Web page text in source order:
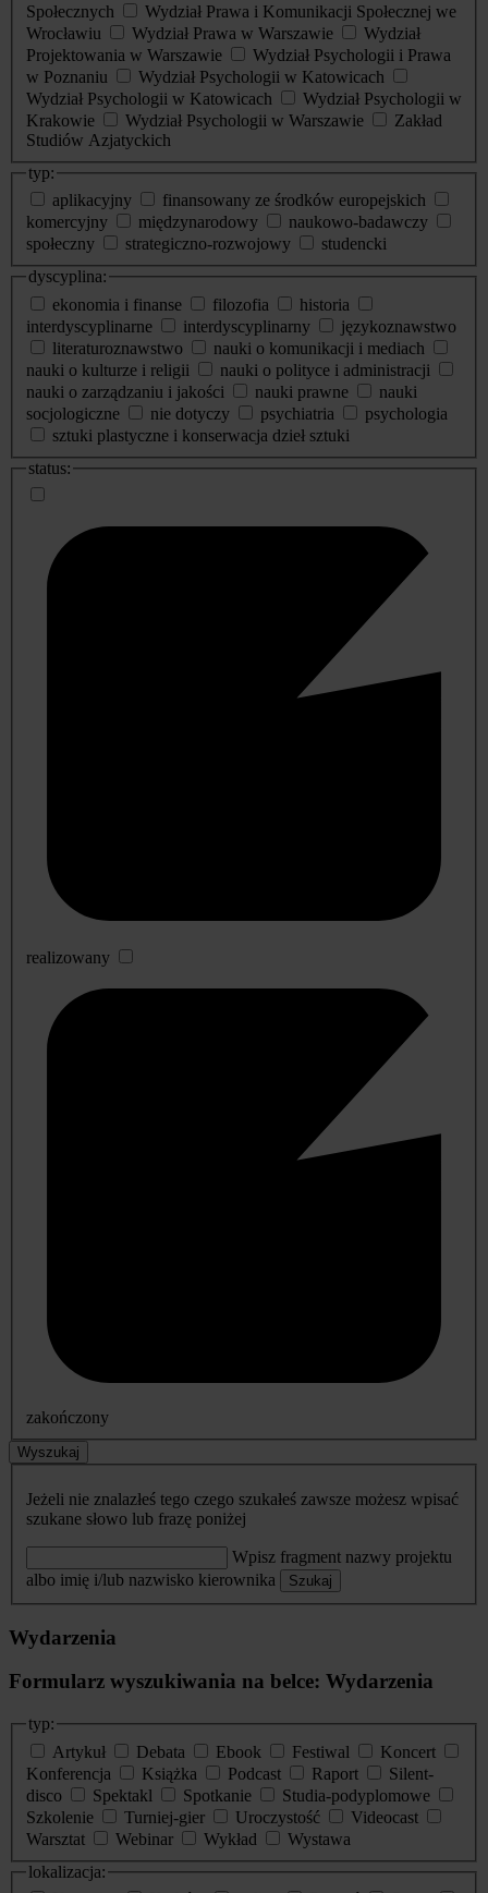
Społecznych
Wydział Prawa i Komunikacji Społecznej we
Wrocławiu
Wydział Prawa w Warszawie
Wydział
Projektowania w Warszawie
Wydział Psychologii i Prawa
w Poznaniu
Wydział Psychologii w Katowicach
Wydział Psychologii w Katowicach
Wydział Psychologii w
Krakowie
Wydział Psychologii w Warszawie
Zakład
Studiów Azjatyckich
typ:
aplikacyjny
finansowany ze środków europejskich
komercyjny
międzynarodowy
naukowo-badawczy
społeczny
strategiczno-rozwojowy
studencki
dyscyplina:
ekonomia i finanse
filozofia
historia
interdyscyplinarne
interdyscyplinarny
językoznawstwo
literaturoznawstwo
nauki o komunikacji i mediach
nauki o kulturze i religii
nauki o polityce i administracji
nauki o zarządzaniu i jakości
nauki prawne
nauki
socjologiczne
nie dotyczy psychiatria
psychologia
sztuki plastyczne i konserwacja dzieł sztuki
status:
realizowany
zakończony
Wyszukaj
Jeżeli nie znalazłeś tego czego szukałeś zawsze możesz wpisać
szukane słowo lub frazę poniżej
Wpisz fragment nazwy projektu
albo imię i/lub nazwisko kierownika
Szukaj
Wydarzenia
Formularz wyszukiwania na belce: Wydarzenia
typ:
Artykuł
Debata Ebook Festiwal
Koncert
Konferencja
Książka Podcast Raport
Silent-
disco
Spektakl Spotkanie
Studia-podyplomowe
Szkolenie
Turniej-gier Uroczystość
Videocast
Warsztat
Webinar Wykład
Wystawa
lokalizacja: